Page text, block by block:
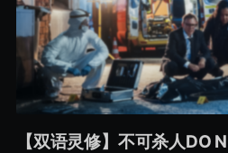
【双语灵修】不可杀人DO